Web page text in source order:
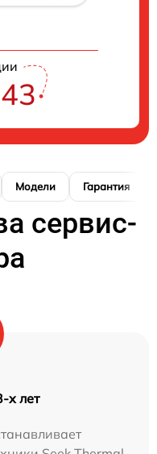
Модели Гарантия
сервис-
х лет